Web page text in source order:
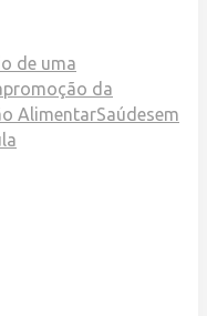
de uma
promoção da
AlimentarSaúdesem